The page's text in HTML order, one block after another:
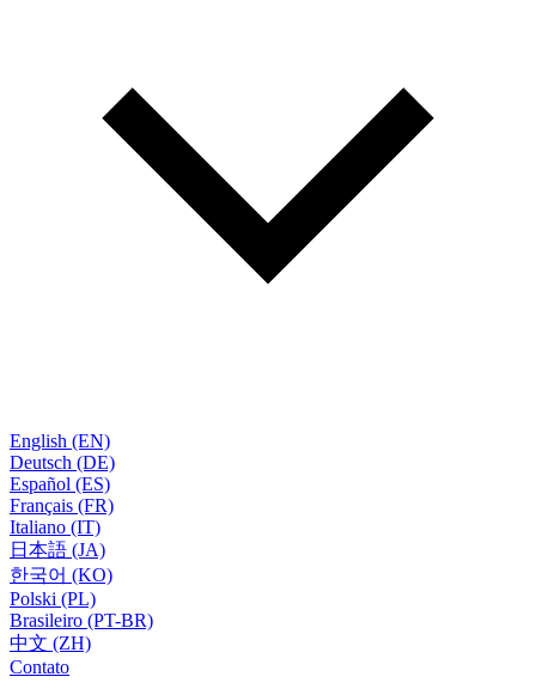
English (EN)
Deutsch (DE)
Español (ES)
Français (FR)
Italiano (IT)
日本語 (JA)
한국어 (KO)
Polski (PL)
Brasileiro (PT-BR)
中文 (ZH)
Contato